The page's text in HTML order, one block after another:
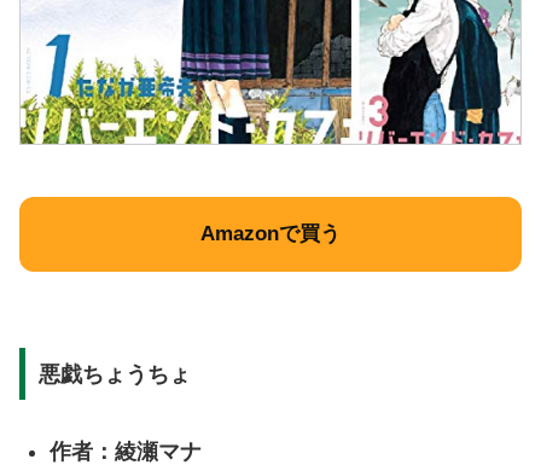
Amazonで買う
悪戯ちょうちょ
作者：綾瀬マナ